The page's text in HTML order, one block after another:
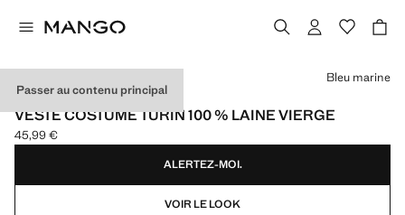
Passer au contenu principal
ESSENTIALS
VESTE COSTUME TURIN 100 % LAINE VIERGE
Prix actuel [45,99 € ]
45,99 €
Choisissez une couleur
Bleu marine
ALERTEZ-MOI.
VOIR LE LOOK